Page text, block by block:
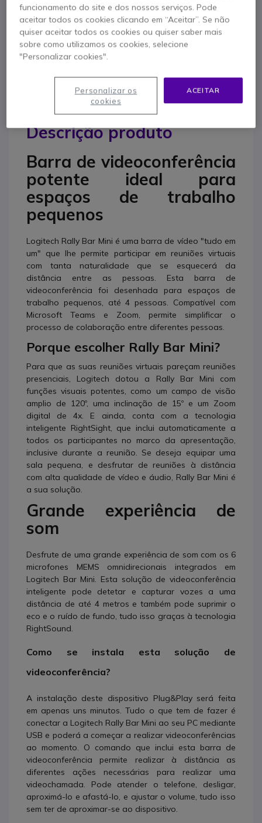
Contacte os nossos peritos - Linha gratuita
800 780 300
Descrição produto
Barra de videoconferência
potente ideal para
espaços de trabalho
pequenos
Logitech Rally Bar Mini é uma barra de vídeo "tudo em
um" que lhe permite participar em reuniões virtuais
com tanta naturalidade que se esquecerá da
distância entre as pessoas. Esta barra de
videoconferência foi desenhada para espaços de
trabalho pequenos, até 4 pessoas. Compatível com
Microsoft Teams e Zoom, permite simplificar o
processo de colaboração entre diferentes pessoas.
Porque escolher Rally Bar Mini?
Para que as suas reuniões virtuais pareçam reuniões
presenciais, Logitech dotou a Rally Bar Mini com
funções visuais potentes, como um campo de visão
amplio de 120º, uma inclinação de 15º e um Zoom
digital de 4x. E ainda, conta com a tecnologia
inteligente RightSight, que inclui automaticamente a
todos os participantes no marco da apresentação,
inclusive durante a reunião. Se deseja equipar uma
sala pequena, e desfrutar de reuniões à distância
com alta qualidade de vídeo e áudio, Rally Bar Mini é
a sua solução.
Grande experiência de
som
Desfrute de uma grande experiência de som com os 6
microfones MEMS omnidirecionais integrados em
Logitech Bar Mini. Esta solução de videoconferência
inteligente pode detetar e capturar vozes a uma
distância de até 4 metros e também pode suprimir o
eco e o ruído de fundo, tudo isso graças à tecnologia
RightSound.
Como se instala esta solução de
videoconferência?
A instalação deste dispositivo Plug&Play será feita
em apenas uns minutos. Tudo o que tem de fazer é
conectar a Logitech Rally Bar Mini ao seu PC mediante
USB e poderá a começar a realizar videoconferências
ao momento. O comando que inclui esta barra de
videoconferência permite realizar à distância as
diferentes ações necessárias para realizar uma
videochamada. Pode atender o telefone, desligar,
aproximá-lo e afastá-lo, e ajustar o volume, tudo isso
sem ter de aproximar-se ao dispositivo.
funcionamento do site e dos nossos serviços. Pode
aceitar todos os cookies clicando em “Aceitar”. Se não
quiser aceitar todos os cookies ou quiser saber mais
sobre como utilizamos os cookies, selecione
"Personalizar cookies".
ACEITAR
Personalizar os
cookies